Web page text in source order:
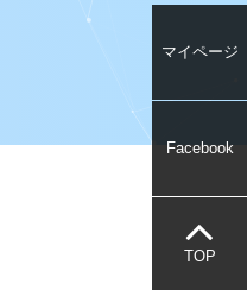
マイページ
Facebook
TOP